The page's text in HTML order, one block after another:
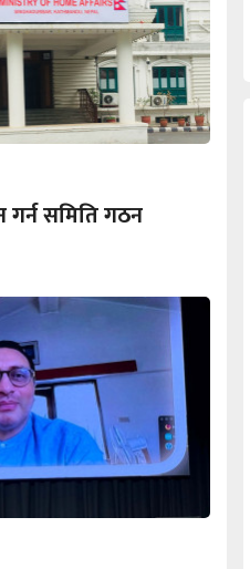
समिति गठन